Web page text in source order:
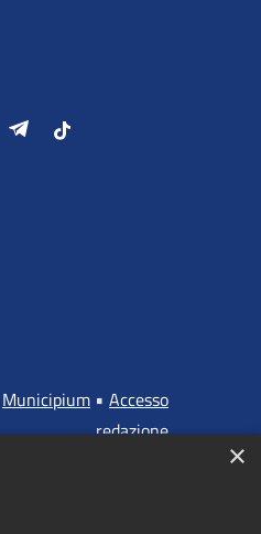
Telegram
Tiktok
Municipium • Accesso
redazione
STRUTTURALI
×